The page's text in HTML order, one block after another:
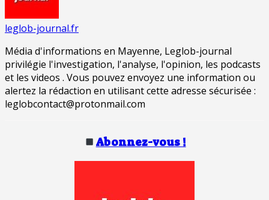
leglob-journal.fr
Média d'informations en Mayenne, Leglob-journal
privilégie l'investigation, l'analyse, l'opinion, les podcasts
et les videos . Vous pouvez envoyez une information ou
alertez la rédaction en utilisant cette adresse sécurisée :
leglobcontact@protonmail.com
Abonnez-vous !